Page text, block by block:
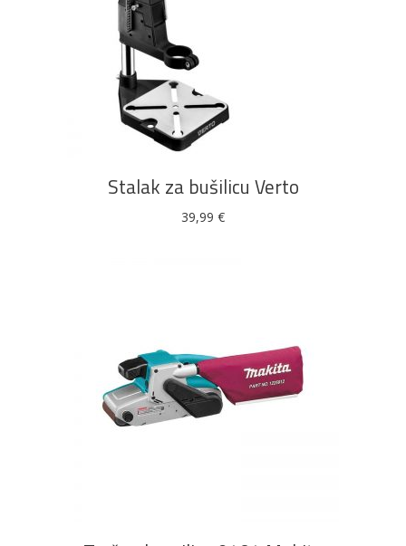
DODAJ U KOŠARICU
Stalak za bušilicu Verto
39,99 €